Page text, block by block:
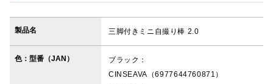
製品名 三脚付きミニ自撮り棒 2.0
色：型番（JAN）
ブラック：
CINSEAVA（6977644760871）